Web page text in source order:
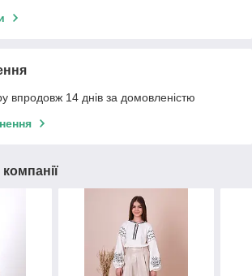
впродовж 14 днів за домовленістю